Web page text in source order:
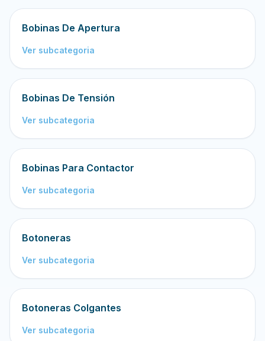
Bobinas De Apertura
Ver subcategoria
Bobinas De Tensión
Ver subcategoria
Bobinas Para Contactor
Ver subcategoria
Botoneras
Ver subcategoria
Botoneras Colgantes
Ver subcategoria